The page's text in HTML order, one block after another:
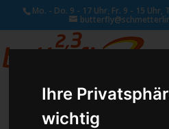
Ihre
wichtig
Mo. - Do. 9 - 17 Uhr, Fr. 9 - 15 Uhr,